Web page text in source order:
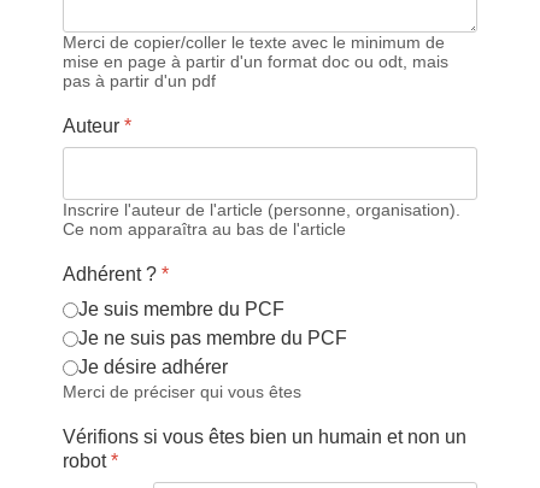
Merci de copier/coller le texte avec le minimum de
mise en page à partir d'un format doc ou odt, mais
pas à partir d'un pdf
Auteur *
Inscrire l'auteur de l'article (personne, organisation).
Ce nom apparaîtra au bas de l'article
Adhérent ? *
Je suis membre du PCF
Je ne suis pas membre du PCF
Je désire adhérer
Merci de préciser qui vous êtes
Vérifions si vous êtes bien un humain et non un
robot*